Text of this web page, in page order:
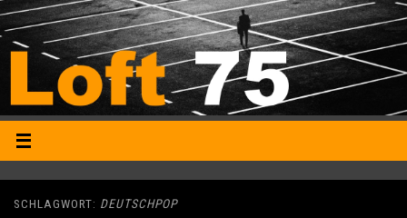
SCHLAGWORT: DEUTSCHPOP